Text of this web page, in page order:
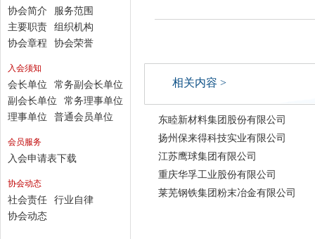
协会简介
服务范围
主要职责
组织机构
协会章程
协会荣誉
入会须知
会长单位
常务副会长单位
副会长单位
常务理事单位
理事单位
普通会员单位
会员服务
入会申请表下载
协会动态
社会责任
行业自律
协会动态
相关内容 >
东睦新材料集团股份有限公司
扬州保来得科技实业有限公司
江苏鹰球集团有限公司
重庆华孚工业股份有限公司
莱芜钢铁集团粉末冶金有限公司